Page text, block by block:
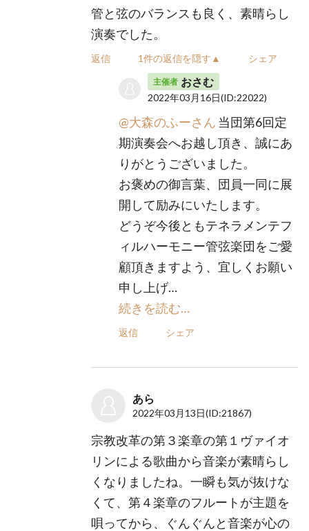
管と弦のバランスも良く、素晴らし
演奏でした。
返信 1件の返信を隠す▲ シェア
主催者 おさむ
2022年03月16日(ID:22022)
@大森のふーさん 当団第6回定
期演奏会へお越し頂き、誠にあ
りがとうございました。
お褒めの御言葉、団員一同に展
開して励みにいたします。
どうぞ今後ともテネラメンテフ
ィルハーモニー管弦楽団をご愛
顧頂きますよう、宜しくお願い
申し上げ…
続きを読む…
返信 シェア
あら
2022年03月13日(ID:21867)
宗教改革の第３楽章の第１ヴァイオ
リンによる歌曲から音楽が素晴らし
くなりましたね。一瞬も気が抜けな
くて、第４楽章のフルートが主題を
唄ってから、ぐんぐんと音楽が心の